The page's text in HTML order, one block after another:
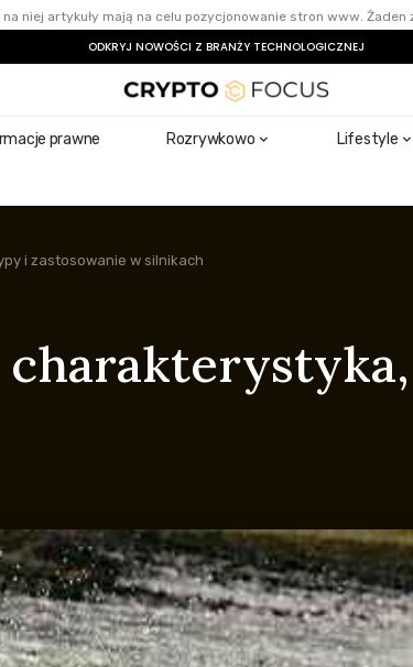
niej artykuły mają na celu pozycjonowanie stron www.
ODKRYJ NOWOŚCI Z BRANŻY TECHNOLOGICZNEJ
prawne Rozrywkowo Lifestyle
i zastosowanie w silnikach